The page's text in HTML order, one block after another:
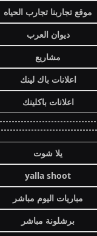
موقع تجاربنا تجارب الحياه
ديوان العرب
مشاريع
اعلانات باك لينك
اعلانات باكلينك
يلا شوت
yalla shoot
مباريات اليوم مباشر
برشلونة مباشر